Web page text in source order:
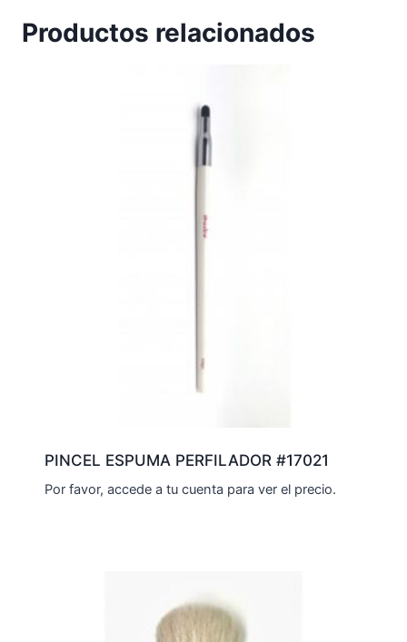
Productos relacionados
PINCEL ESPUMA PERFILADOR #17021
Por favor, accede a tu cuenta para ver el precio.